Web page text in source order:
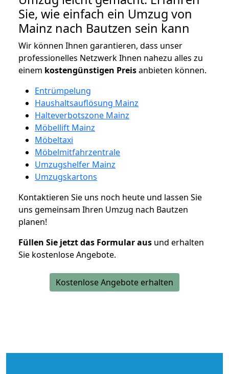
Sie, wie einfach ein Umzug von
Mainz nach Bautzen sein kann
Wir können Ihnen garantieren, dass unser
professionelles Netzwerk Ihnen nahezu alles zu
einem kostengünstigen Preisanbieten können.
Entrümpelung
Haushaltsauflösung Mainz
Halteverbotszone Mainz
Möbellift Mainz
Möbeltaxi
Möbelmitfahrzentrale
Umzugshelfer Mainz
Umzugskartons
Kontaktieren Sie uns noch heute und lassen Sie
uns gemeinsam Ihren Umzug nach Bautzen
planen!
Füllen Sie jetzt das Formular aus und erhalten
Sie kostenlose Angebote.
Kostenlose Angebote erhalten